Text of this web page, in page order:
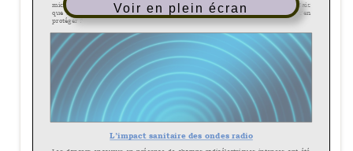
Voir en plein écran